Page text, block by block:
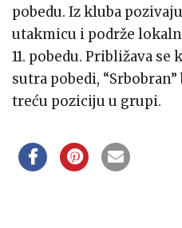
pobedu. Iz kluba
utakmicu i podrže
11. pobedu. Približava
sutra pobedi,
treću poziciju u grupi.